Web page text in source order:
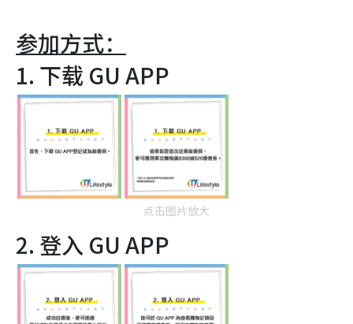
参加方式：
1. 下载 GU APP
点击图片放大
2. 登入 GU APP